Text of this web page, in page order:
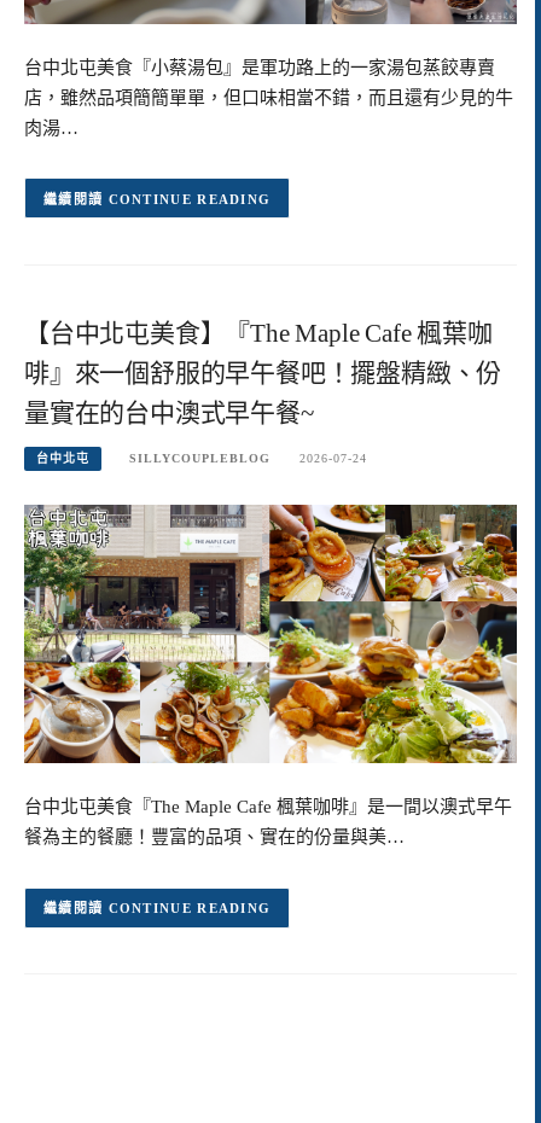
台中北屯美食『小蔡湯包』是軍功路上的一家湯包蒸餃專賣
店，雖然品項簡簡單單，但口味相當不錯，而且還有少見的牛
肉湯…
CONTINUE READING
【台中北屯美食】『The Maple Cafe 楓葉咖
啡』來一個舒服的早午餐吧！擺盤精緻、份
量實在的台中澳式早午餐~
台中北屯 SILLYCOUPLEBLOG 2026-07-24
台中北屯美食『The Maple Cafe 楓葉咖啡』是一間以澳式早午
餐為主的餐廳！豐富的品項、實在的份量與美…
CONTINUE READING